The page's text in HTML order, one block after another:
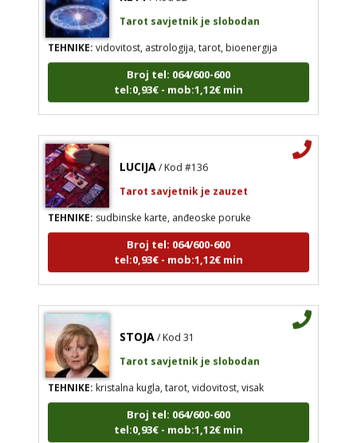
Tarot savjetnik je slobodan
TEHNIKE:vidovitost, astrologija, tarot, bioenergija
Broj tel: 064/600-600
tel:0,93€ - mob:1,12€ min
LUCIJA / Kod #136
Tarot savjetnik je zauzet
TEHNIKE:sudbinske karte, anđeoske poruke
Broj tel: 064/600-600
tel:0,93€ - mob:1,12€ min
STOJA / Kod 31
Tarot savjetnik je slobodan
TEHNIKE:kristalna kugla, tarot, vidovitost, visak
Broj tel: 064/600-600
tel:0,93€ - mob:1,12€ min